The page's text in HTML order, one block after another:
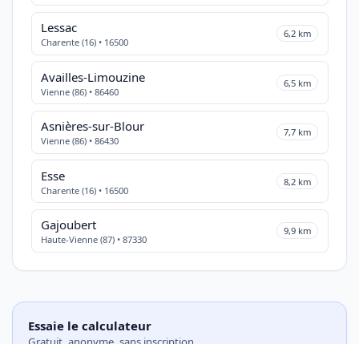
Lessac
Charente (16) • 16500
6,2 km
Availles-Limouzine
Vienne (86) • 86460
6,5 km
Asnières-sur-Blour
Vienne (86) • 86430
7,7 km
Esse
Charente (16) • 16500
8,2 km
Gajoubert
Haute-Vienne (87) • 87330
9,9 km
Essaie le calculateur